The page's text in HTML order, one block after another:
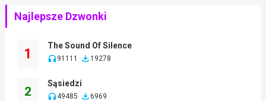
Najlepsze Dzwonki
1
The Sound Of Silence
91111 19278
2
Sąsiedzi
49485 6969